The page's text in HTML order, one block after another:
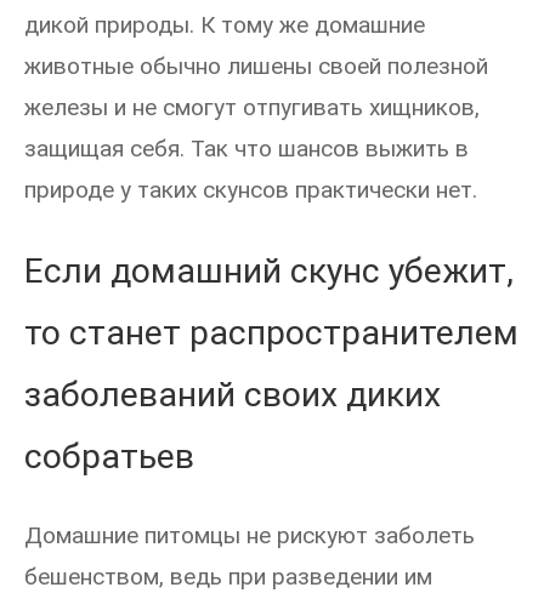
дикой природы. К тому же домашние
животные обычно лишены своей полезной
железы и не смогут отпугивать хищников,
защищая себя. Так что шансов выжить в
природе у таких скунсов практически нет.
Если домашний скунс убежит,
то станет распространителем
заболеваний своих диких
собратьев
Домашние питомцы не рискуют заболеть
бешенством, ведь при разведении им